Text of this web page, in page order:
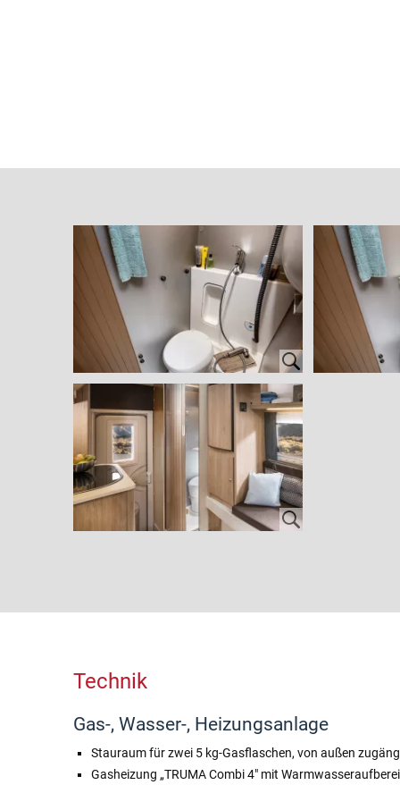
Technik
Gas-, Wasser-, Heizungsanlage
Stauraum für zwei 5 kg-Gasflaschen, von außen
Gasheizung „TRUMA Combi 4″ mit